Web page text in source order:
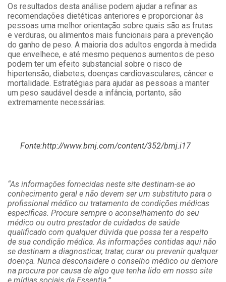
Os resultados desta análise podem ajudar a refinar as
recomendações dietéticas anteriores e proporcionar às
pessoas uma melhor orientação sobre quais são as frutas
e verduras, ou alimentos mais funcionais para a prevenção
do ganho de peso. A maioria dos adultos engorda à medida
que envelhece, e até mesmo pequenos aumentos de peso
podem ter um efeito substancial sobre o risco de
hipertensão, diabetes, doenças cardiovasculares, câncer e
mortalidade. Estratégias para ajudar as pessoas a manter
um peso saudável desde a infância, portanto, são
extremamente necessárias.
Fonte:http://www.bmj.com/content/352/bmj.i17
“As informações fornecidas neste site destinam-se ao
conhecimento geral e não devem ser um substituto para o
profissional médico ou tratamento de condições médicas
específicas. Procure sempre o aconselhamento do seu
médico ou outro prestador de cuidados de saúde
qualificado com qualquer dúvida que possa ter a respeito
de sua condição médica. As informações contidas aqui não
se destinam a diagnosticar, tratar, curar ou prevenir qualquer
doença. Nunca desconsidere o conselho médico ou demore
na procura por causa de algo que tenha lido em nosso site